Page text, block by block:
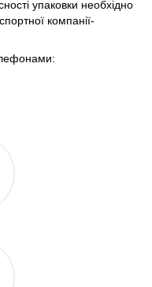
упаковки необхідно
компанії-